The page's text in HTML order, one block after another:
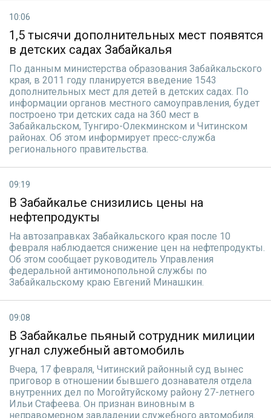
10:06
1,5 тысячи дополнительных мест появятся
в детских садах Забайкалья
По данным министерства образования Забайкальского
края, в 2011 году планируется введение 1543
дополнительных мест для детей в детских садах. По
информации органов местного самоуправления, будет
построено три детских сада на 360 мест в
Забайкальском, Тунгиро-Олекминском и Читинском
районах. Об этом информирует пресс-служба
регионального правительства.
09:19
В Забайкалье снизились цены на
нефтепродукты
На автозаправках Забайкальского края после 10
февраля наблюдается снижение цен на нефтепродукты.
Об этом сообщает руководитель Управления
федеральной антимонопольной службы по
Забайкальскому краю Евгений Минашкин.
09:08
В Забайкалье пьяный сотрудник милиции
угнал служебный автомобиль
Вчера, 17 февраля, Читинский районный суд вынес
приговор в отношении бывшего дознавателя отдела
внутренних дел по Могойтуйскому району 27-летнего
Ильи Стафеева. Он признан виновным в
неправомерном завладении служебного автомобиля.